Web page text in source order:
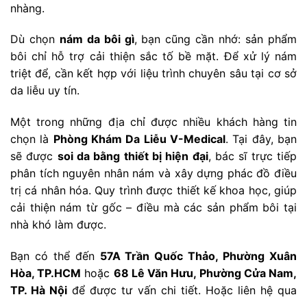
nhàng.
Dù chọn nám da bôi gì, bạn cũng cần nhớ: sản phẩm
bôi chỉ hỗ trợ cải thiện sắc tố bề mặt. Để xử lý nám
triệt để, cần kết hợp với liệu trình chuyên sâu tại cơ sở
da liễu uy tín.
Một trong những địa chỉ được nhiều khách hàng tin
chọn là Phòng Khám Da Liễu V-Medical. Tại đây, bạn
sẽ được soi da bằng thiết bị hiện đại, bác sĩ trực tiếp
phân tích nguyên nhân nám và xây dựng phác đồ điều
trị cá nhân hóa. Quy trình được thiết kế khoa học, giúp
cải thiện nám từ gốc – điều mà các sản phẩm bôi tại
nhà khó làm được.
Bạn có thể đến 57A Trần Quốc Thảo, Phường Xuân
Hòa, TP.HCM hoặc 68 Lê Văn Hưu, Phường Cửa Nam,
TP. Hà Nội để được tư vấn chi tiết. Hoặc liên hệ qua